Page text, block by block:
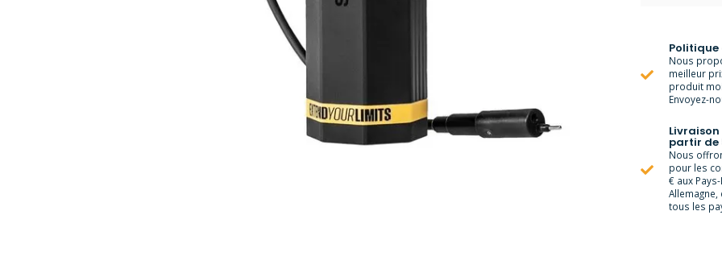
Politique
Nous
meilleur
produit
Envoyez-
partir de
Nous
pour les
€ aux
tous les